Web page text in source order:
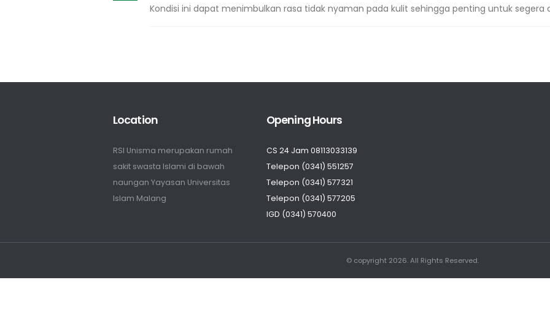
Kondisi ini dapat menimbulkan rasa tidak nyaman pada kulit sehingga penting untuk segera
Location
RSI Unisma merupakan rumah
sakit swasta Islami di bawah
naungan Yayasan Universitas
Islam Malang
Opening Hours
CS 24 Jam 08113033139
Telepon (0341) 551257
Telepon (0341) 577321
Telepon (0341) 577205
IGD (0341) 570400
© copyright 2026. All Rights Reserved.